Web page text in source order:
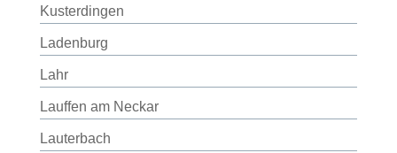
Kusterdingen
Ladenburg
Lahr
Lauffen am Neckar
Lauterbach